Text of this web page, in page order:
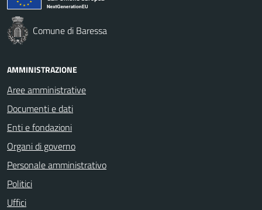
Comune di Baressa
AMMINISTRAZIONE
Aree amministrative
Documenti e dati
Enti e fondazioni
Organi di governo
Personale amministrativo
Politici
Uffici